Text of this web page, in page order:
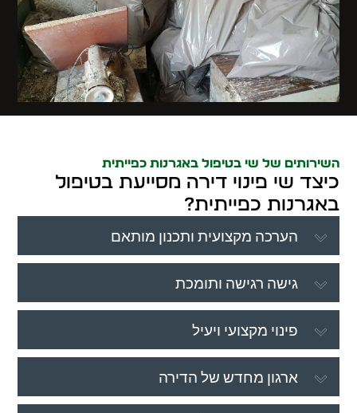
השירותים של שי בטיפול באגרנות כפייתית
כיצד שי פינוי דירה מסייעת בטיפול
באגרנות כפייתית?
הערכה מקצועית ותכנון מותאם
גישה רגישה ותומכת
פינוי מקצועי ויעיל
ארגון מחדש של הדירה